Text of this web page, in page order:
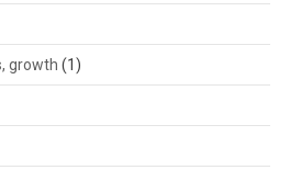
growth (1)